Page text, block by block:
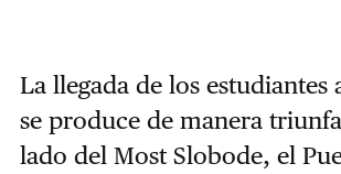
La llegada de los estudiantes
se produce de manera
lado del Most Slobode, el